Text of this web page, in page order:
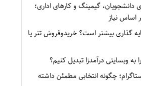
دانشجویان، گیمینگ و کارهای اداری؛
اساس نیاز
گذاری بیشتر است؟ خریدوفروش تتر یا
وبسایتی درآمدزا تبدیل کنیم؟
چگونه انتخابی مطمئن داشته